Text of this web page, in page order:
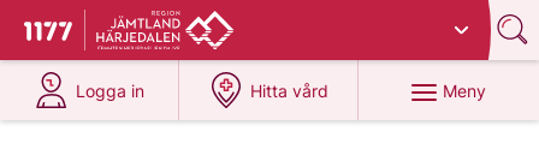
Till startsidan för 1177
Du har valt region
Logga in
på 1177.se
Hitta vård
på 1177.se
Meny